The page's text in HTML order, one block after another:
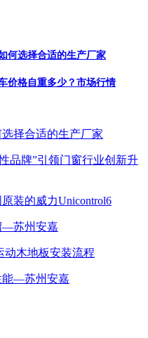
何选择合适的生产厂家
价格自重多少？市场行情
择合适的生产厂家
品牌”引领门窗行业创新升
装的威力Unicontrol6
—苏州安嘉
动木地板安装流程
能—苏州安嘉